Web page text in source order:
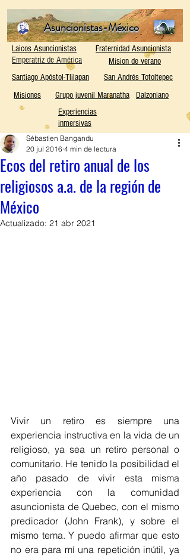
Asuncionistas-México
Laicos Asuncionistas
Fraternidad Asuncionista
Emperatriz de América
Mision de verano
Santiago Apóstol-Tlilapan
San Andrés Totoltepec
Misiones
Grupo juvenil Maranatha
Dalzoniano
Experiencias
inmersivas
Ecos del retiro anual de los
religiosos a.a. de la región de
México
Sébastien Bangandu
20 jul 2016 4 min de lectura
Actualizado: 21 abr 2021
Vivir un retiro es siempre una
experiencia instructiva en la vida de un
religioso, ya sea un retiro personal o
comunitario. He tenido la posibilidad el
año pasado de vivir esta misma
experiencia con la comunidad
asuncionista de Quebec, con el mismo
predicador (John Frank), y sobre el
mismo tema. Y puedo afirmar que esto
no era para mí una repetición inútil, ya